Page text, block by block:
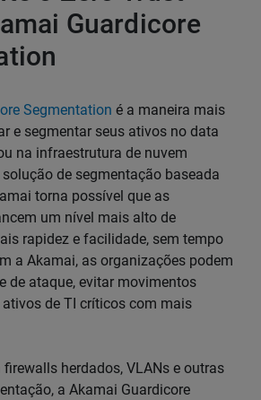
Guardicore
Segmentation é a maneira mais
e segmentar seus ativos no data
na infraestrutura de nuvem
de segmentação baseada
torna possível que as
um nível mais alto de
rapidez e facilidade, sem tempo
a Akamai, as organizações podem
de ataque, evitar movimentos
ativos de TI críticos com mais
herdados, VLANs e outras
a Akamai Guardicore